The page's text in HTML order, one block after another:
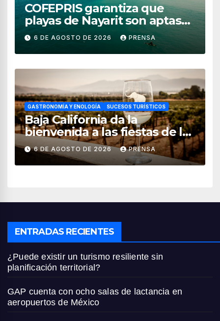
COFEPRIS garantiza que
playas de Nayarit son aptas
para uso recreativo
6 DE AGOSTO DE 2026 PRENSA
GASTRONOMÍA Y ENOLOGÍA SUCESOS TURÍSTICOS
Baja California da la
bienvenida a las fiestas de la
vendimia 2026
6 DE AGOSTO DE 2026 PRENSA
ENTRADAS RECIENTES
¿Puede existir un turismo resiliente sin
planificación territorial?
GAP cuenta con ocho salas de lactancia en
aeropuertos de México